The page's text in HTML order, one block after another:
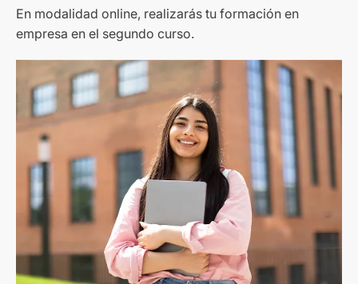
En modalidad online, realizarás tu formación en
empresa en el segundo curso.